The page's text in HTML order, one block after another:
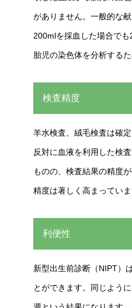
がありません。一般的な
200mlを採血した場合で
胎児の染色体を分析する
検査精度
羊水検査、絨毛検査は確
反対に血液を利用した検
ものの、検査結果の精度
精度は著しく高まってい
利便性
新型出生前診断（NIPT）
とができます。同じよう